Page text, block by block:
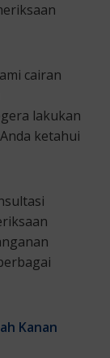
cairan
lakukan
ketahui
Kanan